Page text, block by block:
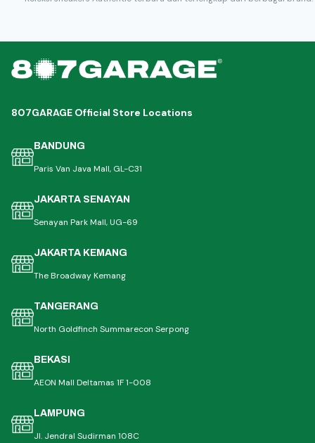
807GARAGE Official Store Locations
BANDUNG
Paris Van Java Mall, GL-C31
JAKARTA SENAYAN
Senayan Park Mall, UG-69
JAKARTA KEMANG
The Broadway Kemang
TANGERANG
North Goldfinch Summarecon Serpong
BEKASI
AEON Mall Deltamas 1F 1-008
LAMPUNG
Jl. Jendral Sudirman 108C